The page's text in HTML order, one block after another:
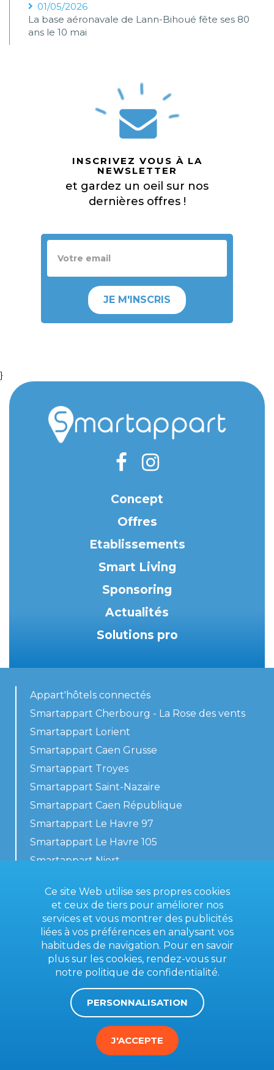
01/05/2026
La base aéronavale de Lann-Bihoué fête ses 80
ans le 10 mai
INSCRIVEZ VOUS À LA
NEWSLETTER
et gardez un oeil sur nos
dernières offres !
JE M'INSCRIS
}
Concept
Offres
Etablissements
Smart Living
Sponsoring
Actualités
Solutions pro
Appart'hôtels connectés
Smartappart Cherbourg - La Rose des vents
Smartappart Lorient
Smartappart Caen Grusse
Smartappart Troyes
Smartappart Saint-Nazaire
Smartappart Caen République
Smartappart Le Havre 97
Smartappart Le Havre 105
Smartappart Niort
Contactez-nous
Conditions générales
Mentions légales
Ce site Web utilise ses propres cookies
et ceux de tiers pour améliorer nos
services et vous montrer des publicités
liées à vos préférences en analysant vos
habitudes de navigation. Pour en savoir
plus sur les cookies, rendez-vous sur
notre politique de confidentialité.
PERSONNALISATION
J'ACCEPTE